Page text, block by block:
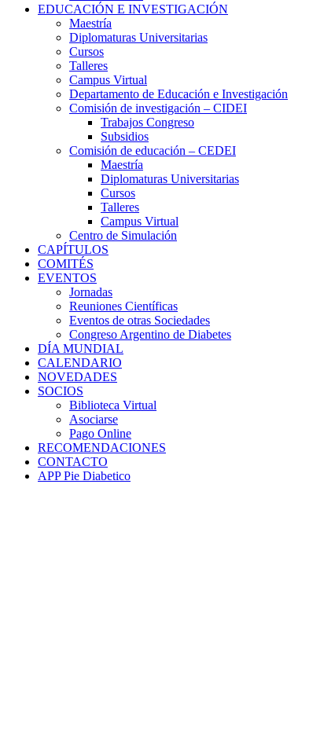
EDUCACIÓN E INVESTIGACIÓN
Maestría
Diplomaturas Universitarias
Cursos
Talleres
Campus Virtual
Departamento de Educación e Investigación
Comisión de investigación – CIDEI
Trabajos Congreso
Subsidios
Comisión de educación – CEDEI
Maestría
Diplomaturas Universitarias
Cursos
Talleres
Campus Virtual
Centro de Simulación
CAPÍTULOS
COMITÉS
EVENTOS
Jornadas
Reuniones Científicas
Eventos de otras Sociedades
Congreso Argentino de Diabetes
DÍA MUNDIAL
CALENDARIO
NOVEDADES
SOCIOS
Biblioteca Virtual
Asociarse
Pago Online
RECOMENDACIONES
CONTACTO
APP Pie Diabetico